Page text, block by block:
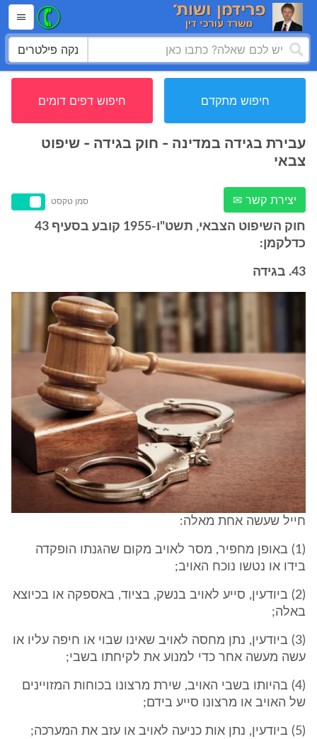
נקה פילטרים
חיפוש מתקדם חיפוש דפים דומים
עבירת בגידה במדינה - חוק בגידה - שיפוט
צבאי
יצירת קשר ✉ סמן טקסט
חוק השיפוט הצבאי, תשט"ו-1955 קובע בסעיף 43
כדלקמן:
43. בגידה
חייל שעשה אחת מאלה:
(1) באופן מחפיר, מסר לאויב מקום שהגנתו הופקדה
בידו או נטשו נוכח האויב;
(2) ביודעין, סייע לאויב בנשק, בציוד, באספקה או בכיוצא
באלה;
(3) ביודעין, נתן מחסה לאויב שאינו שבוי או חיפה עליו או
עשה מעשה אחר כדי למנוע את לקיחתו בשבי;
(4) בהיותו בשבי האויב, שירת מרצונו בכוחות המזויינים
של האויב או מרצונו סייע בידם;
(5) ביודעין, נתן אות כניעה לאויב או עזב את המערכה;